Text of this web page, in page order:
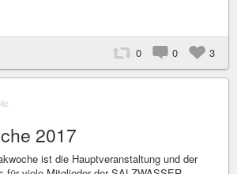
0 0 3
2017
ist die Hauptveranstaltung und der